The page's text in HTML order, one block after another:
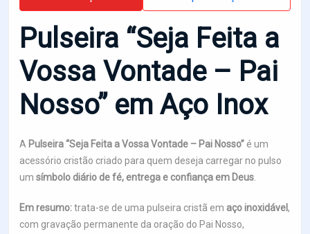
Pulseira “Seja Feita a
Vossa Vontade – Pai
Nosso” em Aço Inox
A Pulseira “Seja Feita a Vossa Vontade – Pai Nosso” é um
acessório cristão criado para quem deseja carregar no pulso
um símbolo diário de fé, entrega e confiança em Deus
Em resumo:trata-se de uma pulseira cristã em aço inoxidável,
com gravação permanente da oração do Pai Nosso,